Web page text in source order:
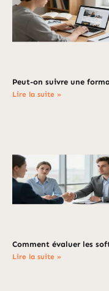
Peut-on suivre une
Lire la suite »
Comment évaluer les
Lire la suite »